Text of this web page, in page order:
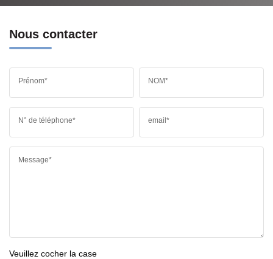
Nous contacter
Prénom* NOM*
N° de téléphone* email*
Message*
Veuillez cocher la case